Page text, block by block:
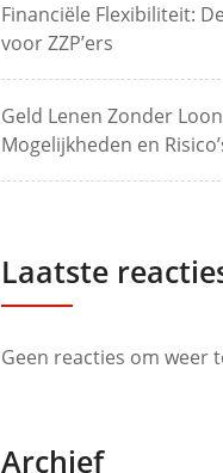
Financiële Flexibiliteit:
voor ZZP’ers
Geld Lenen Zonder
Mogelijkheden en
Laatste
Geen reacties om weer
Archief